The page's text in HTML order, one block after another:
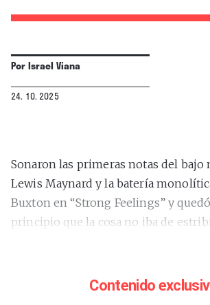
PorIsrael Viana
24. 10. 2025
Sonaron las primeras notas del bajo
Lewis Maynard y la batería
Buxton en “Strong Feelings” y
principio que la cosa no iba de
banda en letras blancas sobre un
Contenido